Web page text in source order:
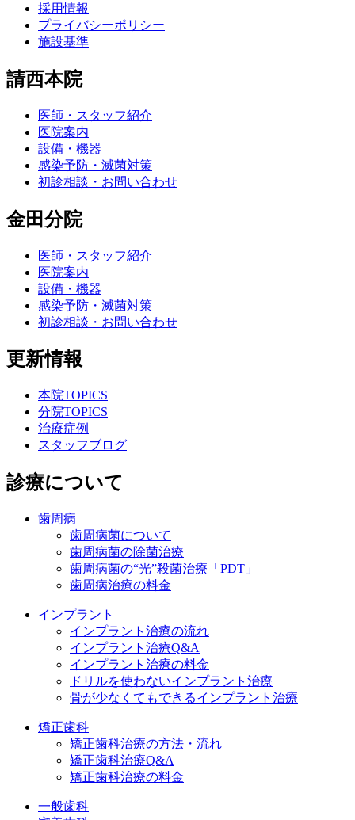
採用情報
プライバシーポリシー
施設基準
請西本院
医師・スタッフ紹介
医院案内
設備・機器
感染予防・滅菌対策
初診相談・お問い合わせ
金田分院
医師・スタッフ紹介
医院案内
設備・機器
感染予防・滅菌対策
初診相談・お問い合わせ
更新情報
本院TOPICS
分院TOPICS
治療症例
スタッフブログ
診療について
歯周病
歯周病菌について
歯周病菌の除菌治療
歯周病菌の“光”殺菌治療「PDT」
歯周病治療の料金
インプラント
インプラント治療の流れ
インプラント治療Q&A
インプラント治療の料金
ドリルを使わないインプラント治療
骨が少なくてもできるインプラント治療
矯正歯科
矯正歯科治療の方法・流れ
矯正歯科治療Q&A
矯正歯科治療の料金
一般歯科